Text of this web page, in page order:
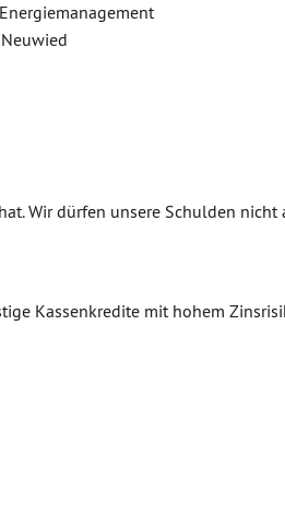
Wir dürfen unsere Schulden nicht
Kassenkredite mit hohem